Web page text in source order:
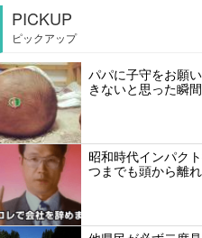
PICKUP
ピックアップ
パパに子守をお願
きないと思った瞬
昭和時代インパク
つまでも頭から離